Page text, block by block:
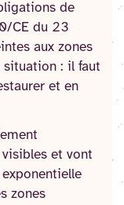
de
CE du 23
aux zones
situation : il faut
et en
et vont
zones